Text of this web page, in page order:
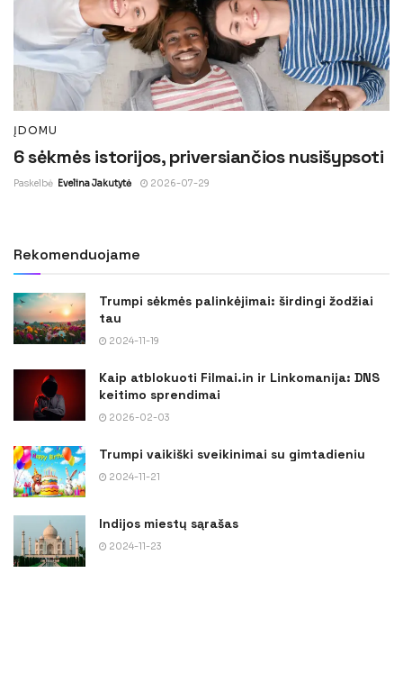
ĮDOMU
6 sėkmės istorijos, priversiančios nusišypsoti
Paskelbė Evelina Jakutytė 2026-07-29
Rekomenduojame
Trumpi sėkmės palinkėjimai: širdingi žodžiai
tau
2024-11-19
Kaip atblokuoti Filmai.in ir Linkomanija: DNS
keitimo sprendimai
2026-02-03
Trumpi vaikiški sveikinimai su gimtadieniu
2024-11-21
Indijos miestų sąrašas
2024-11-23